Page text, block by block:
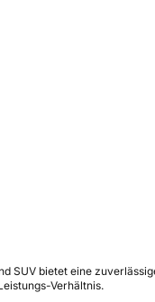
SUV bietet eine
Verhältnis.